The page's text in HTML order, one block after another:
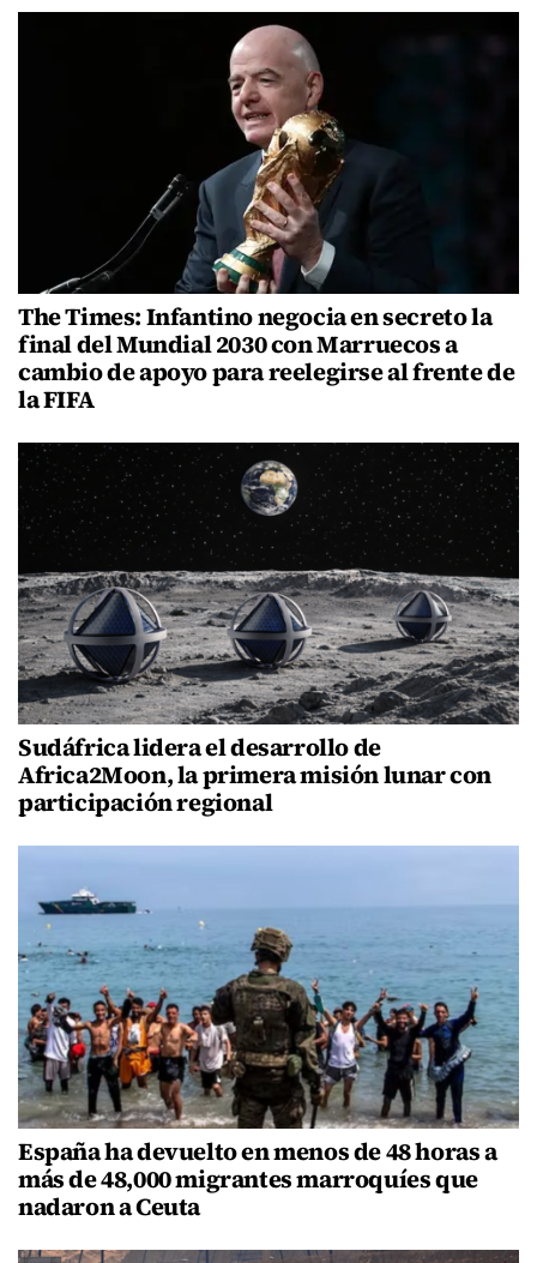
The Times: Infantino negocia en secreto la
final del Mundial 2030 con Marruecos a
cambio de apoyo para reelegirse al frente de
la FIFA
Sudáfrica lidera el desarrollo de
Africa2Moon, la primera misión lunar con
participación regional
España ha devuelto en menos de 48 horas a
más de 48,000 migrantes marroquíes que
nadaron a Ceuta